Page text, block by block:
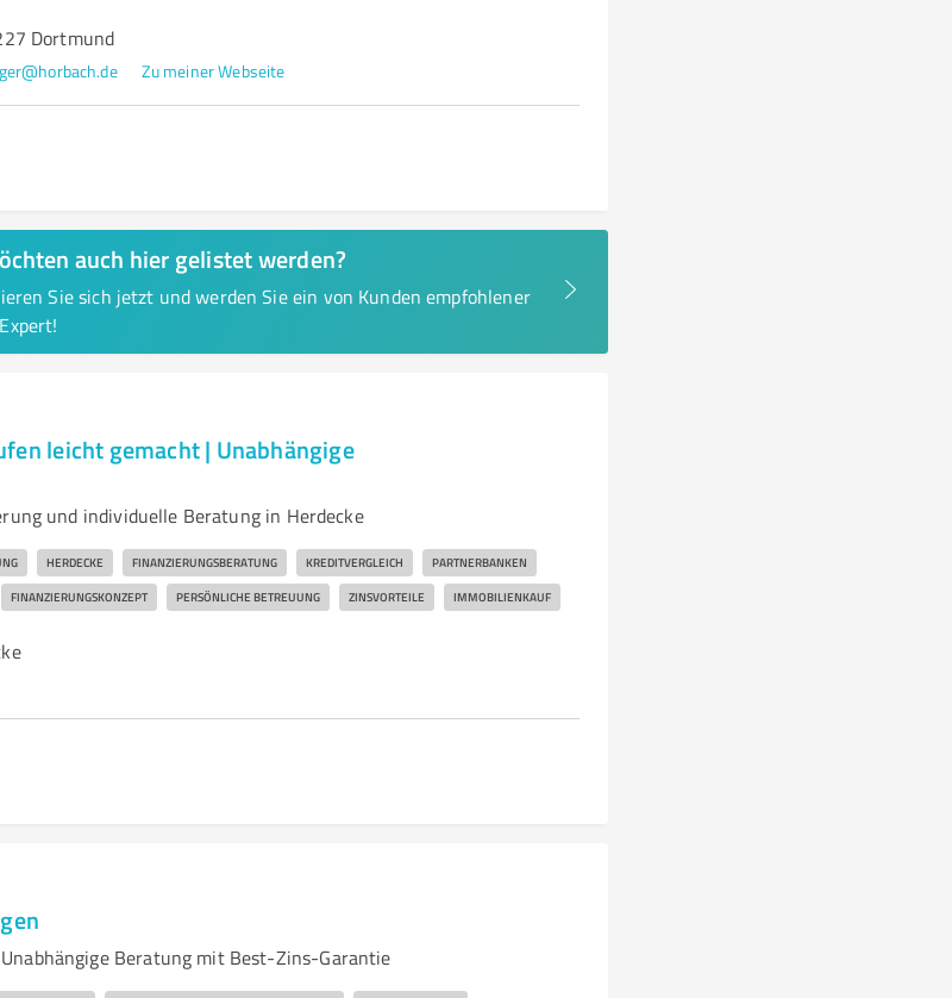
Dortmund
Zu meiner Webseite
auch hier gelistet werden?
Sie sich jetzt und werden Sie ein von Kunden empfohlener
leicht gemacht | Unabhängige
und individuelle Beratung in Herdecke
HERDECKE FINANZIERUNGSBERATUNG KREDITVERGLEICH PARTNERBANKEN
FINANZIERUNGSKONZEPT PERSÖNLICHE BETREUUNG ZINSVORTEILE IMMOBILIENKAUF
Beratung mit Best-Zins-Garantie